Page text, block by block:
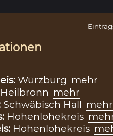
Würzburg mehr
Heilbronn mehr
Schwäbisch Hall mehr
Hohenlohekreis
Hohenlohekreis